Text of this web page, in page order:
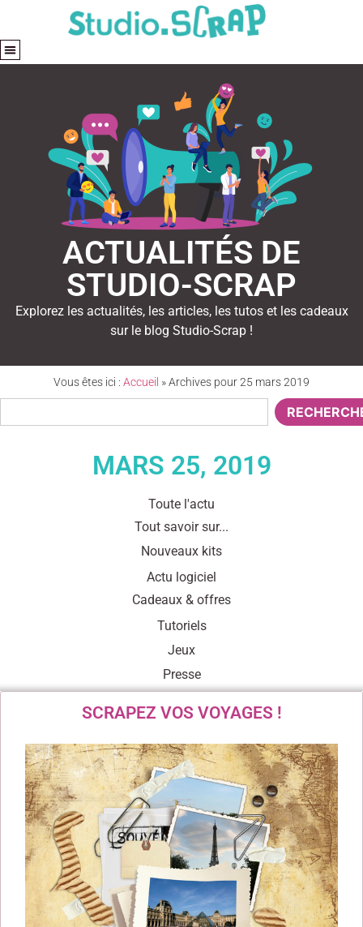
ACTUALITÉS DE
STUDIO-SCRAP
Explorez les actualités, les articles, les tutos et les cadeaux
sur le blog Studio-Scrap !
Vous êtes ici : Accueil »Archives pour 25 mars 2019
MARS 25, 2019
Toute l'actu
Tout savoir sur...
Nouveaux kits
Actu logiciel
Cadeaux & offres
Tutoriels
Jeux
Presse
SCRAPEZ VOS VOYAGES !